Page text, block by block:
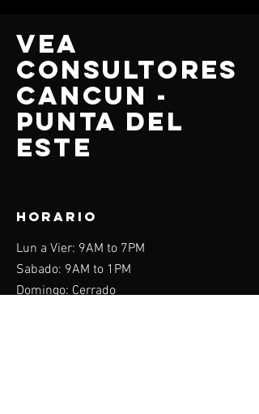
VEA
CONSULTORES
CANCUN -
PUNTA DEL
ESTE
HORARIO
Lun a Vier: 9AM to 7PM
Sabado: 9AM to 1PM
Domingo: Cerrado